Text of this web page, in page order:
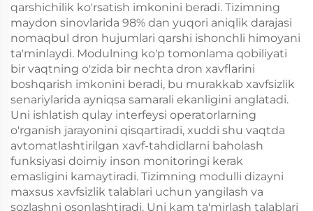
qarshichilik ko'rsatish imkonini beradi. Tizimning
maydon sinovlarida 98% dan yuqori aniqlik darajasi
nomaqbul dron hujumlari qarshi ishonchli himoyani
ta'minlaydi. Modulning ko'p tomonlama qobiliyati
bir vaqtning o'zida bir nechta dron xavflarini
boshqarish imkonini beradi, bu murakkab xavfsizlik
senariylarida ayniqsa samarali ekanligini anglatadi.
Uni ishlatish qulay interfeysi operatorlarning
o'rganish jarayonini qisqartiradi, xuddi shu vaqtda
avtomatlashtirilgan xavf-tahdidlarni baholash
funksiyasi doimiy inson monitoringi kerak
emasligini kamaytiradi. Tizimning modulli dizayni
maxsus xavfsizlik talablari uchun yangilash va
sozlashni osonlashtiradi. Uni kam ta'mirlash talablari